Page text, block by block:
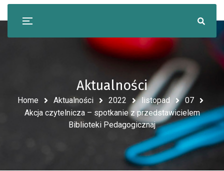
Aktualności
Home Aktualności 2022 listopad
07
Akcja czytelnicza – spotkanie z przedstawicielem
Biblioteki Pedagogicznaj